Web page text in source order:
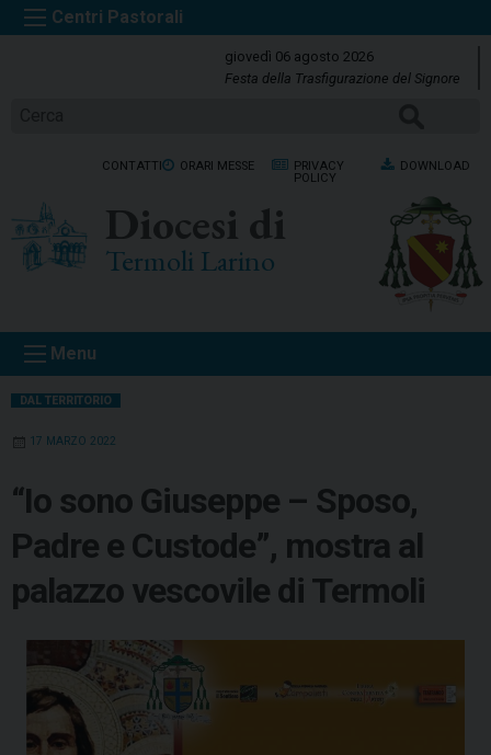
k
t
giovedì 06 agosto 2026
Festa della Trasfigurazione del Signore
CONTATTI ORARI MESSE
PRIVACY
POLICY
DOWNLOAD
Diocesi di
Termoli Larino
Menu
DAL TERRITORIO
17 MARZO 2022
“Io sono Giuseppe – Sposo,
Padre e Custode”, mostra al
palazzo vescovile di Termoli